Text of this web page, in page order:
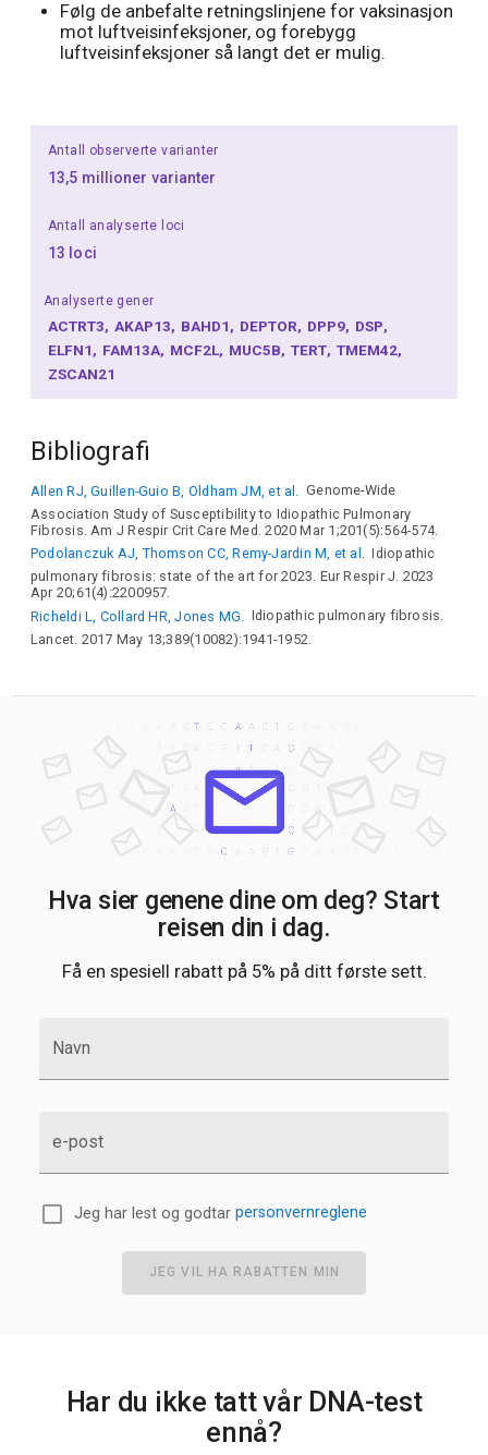
Følg de anbefalte retningslinjene for vaksinasjon
mot luftveisinfeksjoner, og forebygg
luftveisinfeksjoner så langt det er mulig.
Antall observerte varianter
13,5 millioner varianter
Antall analyserte loci
13 loci
Analyserte gener
ACTRT3 AKAP13 BAHD1 DEPTOR DPP9 DSP
ELFN1 FAM13A MCF2L MUC5B TERT TMEM42
ZSCAN21
Bibliografi
Allen RJ, Guillen-Guio B, Oldham JM, et al.
Genome-Wide
Association Study of Susceptibility to Idiopathic Pulmonary
Fibrosis. Am J Respir Crit Care Med. 2020 Mar 1;201(5):564-574.
Podolanczuk AJ, Thomson CC, Remy-Jardin M, et al. Idiopathic
pulmonary fibrosis: state of the art for 2023. Eur Respir J. 2023
Apr 20;61(4):2200957.
Richeldi L, Collard HR, Jones MG.
Idiopathic pulmonary fibrosis.
Lancet. 2017 May 13;389(10082):1941-1952.
Hva sier genene dine om deg? Start
reisen din i dag.
Få en spesiell rabatt på 5% på ditt første sett.
Navn
e-post
Jeg har lest og godtar personvernreglene
JEG VIL HA RABATTEN MIN
Har du ikke tatt vår DNA-test
ennå?